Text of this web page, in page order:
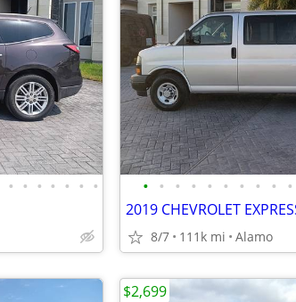
• • • • • • • • • • • • • • • • •
8/7 111k mi Alamo
$2,699